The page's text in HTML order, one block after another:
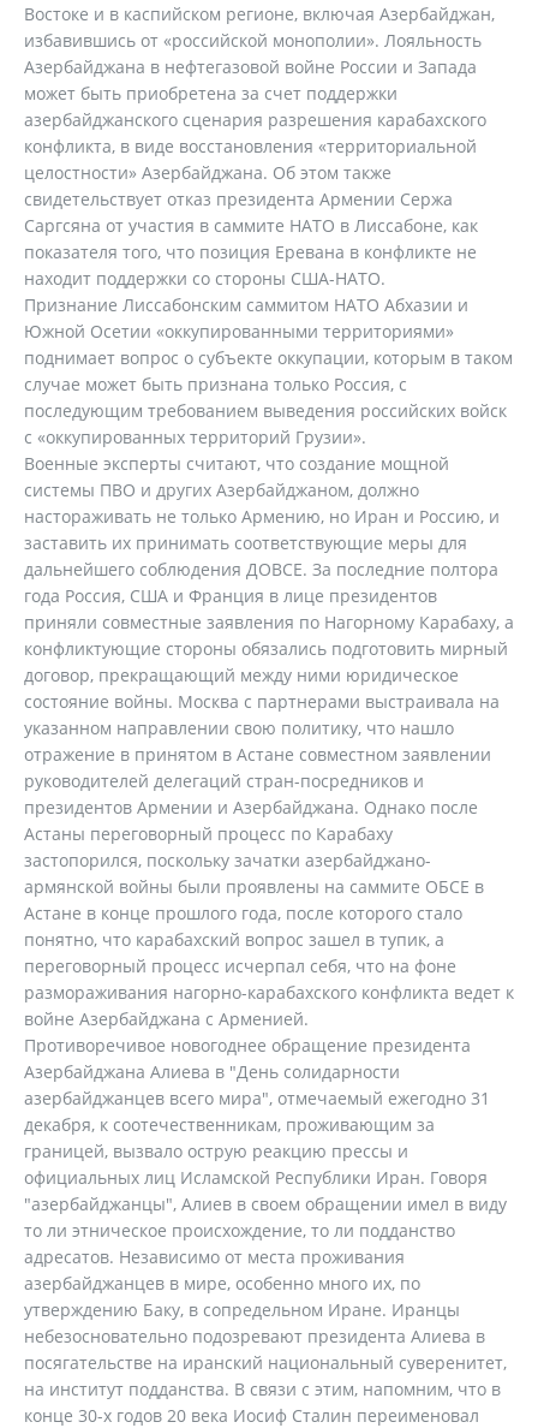
Востоке и в каспийском регионе, включая Азербайджан,
избавившись от «российской монополии». Лояльность
Азербайджана в нефтегазовой войне России и Запада
может быть приобретена за счет поддержки
азербайджанского сценария разрешения карабахского
конфликта, в виде восстановления «территориальной
целостности» Азербайджана. Об этом также
свидетельствует отказ президента Армении Сержа
Саргсяна от участия в саммите НАТО в Лиссабоне, как
показателя того, что позиция Еревана в конфликте не
находит поддержки со стороны США-НАТО.
Признание Лиссабонским саммитом НАТО Абхазии и
Южной Осетии «оккупированными территориями»
поднимает вопрос о субъекте оккупации, которым в таком
случае может быть признана только Россия, с
последующим требованием выведения российских войск
с «оккупированных территорий Грузии».
Военные эксперты считают, что создание мощной
системы ПВО и других Азербайджаном, должно
настораживать не только Армению, но Иран и Россию, и
заставить их принимать соответствующие меры для
дальнейшего соблюдения ДОВСЕ. За последние полтора
года Россия, США и Франция в лице президентов
приняли совместные заявления по Нагорному Карабаху, а
конфликтующие стороны обязались подготовить мирный
договор, прекращающий между ними юридическое
состояние войны. Москва с партнерами выстраивала на
указанном направлении свою политику, что нашло
отражение в принятом в Астане совместном заявлении
руководителей делегаций стран-посредников и
президентов Армении и Азербайджана. Однако после
Астаны переговорный процесс по Карабаху
застопорился, поскольку зачатки азербайджано-
армянской войны были проявлены на саммите ОБСЕ в
Астане в конце прошлого года, после которого стало
понятно, что карабахский вопрос зашел в тупик, а
переговорный процесс исчерпал себя, что на фоне
размораживания нагорно-карабахского конфликта ведет к
войне Азербайджана с Арменией.
Противоречивое новогоднее обращение президента
Азербайджана Алиева в "День солидарности
азербайджанцев всего мира", отмечаемый ежегодно 31
декабря, к соотечественникам, проживающим за
границей, вызвало острую реакцию прессы и
официальных лиц Исламской Республики Иран. Говоря
"азербайджанцы", Алиев в своем обращении имел в виду
то ли этническое происхождение, то ли подданство
адресатов. Независимо от места проживания
азербайджанцев в мире, особенно много их, по
утверждению Баку, в сопредельном Иране. Иранцы
небезосновательно подозревают президента Алиева в
посягательстве на иранский национальный суверенитет,
на институт подданства. В связи с этим, напомним, что в
конце 30-х годов 20 века Иосиф Сталин переименовал